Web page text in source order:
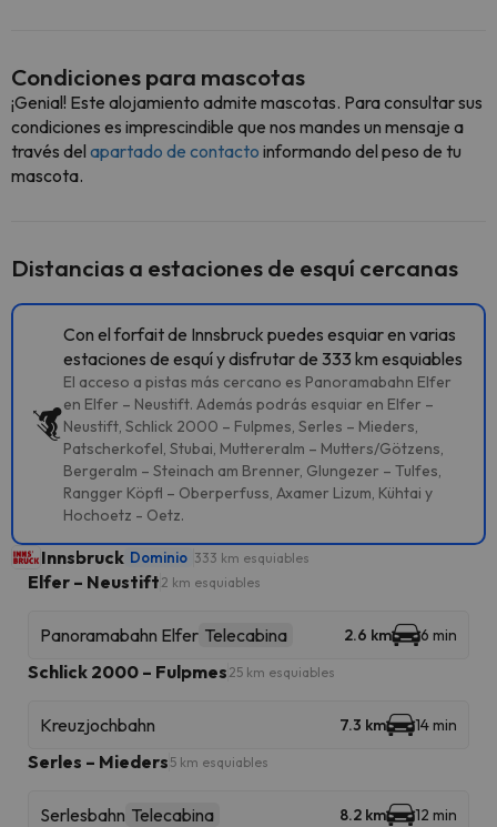
Condiciones para mascotas
¡Genial! Este alojamiento admite mascotas. Para consultar sus
condiciones es imprescindible que nos mandes un mensaje a
través del apartado de contacto informando del peso de tu
mascota.
Distancias a estaciones de esquí cercanas
Con el forfait de Innsbruck puedes esquiar en varias
estaciones de esquí y disfrutar de 333 km esquiables
El acceso a pistas más cercano es Panoramabahn Elfer
en Elfer – Neustift. Además podrás esquiar en Elfer –
Neustift, Schlick 2000 – Fulpmes, Serles – Mieders,
Patscherkofel, Stubai, Muttereralm – Mutters/Götzens,
Bergeralm – Steinach am Brenner, Glungezer – Tulfes,
Rangger Köpfl – Oberperfuss, Axamer Lizum, Kühtai y
Hochoetz - Oetz.
Innsbruck Dominio 333 km esquiables
Elfer – Neustift 2 km esquiables
Panoramabahn Elfer Telecabina 2.6 km 6 min
Schlick 2000 – Fulpmes 25 km esquiables
Kreuzjochbahn 7.3 km 14 min
Serles – Mieders 5 km esquiables
Serlesbahn Telecabina 8.2 km 12 min